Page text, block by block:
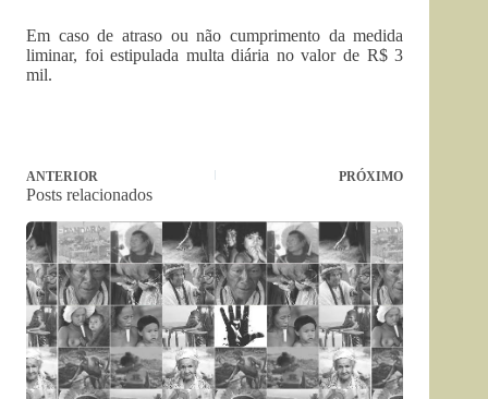
Em caso de atraso ou não cumprimento da medida
liminar, foi estipulada multa diária no valor de R$ 3
mil.
ANTERIOR PRÓXIMO
Posts relacionados